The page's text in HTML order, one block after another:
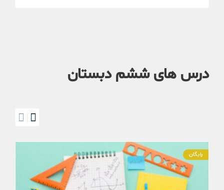
درس های ششم دبستان
رایگان